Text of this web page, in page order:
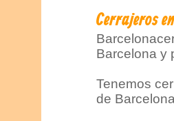
Cerrajeros
Barcelona y
Tenemos
de